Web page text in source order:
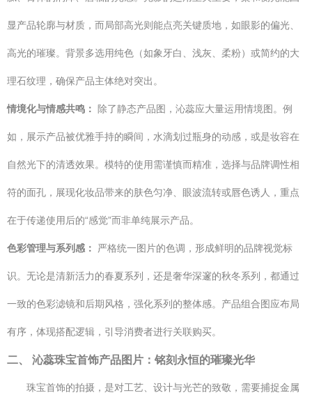
显产品轮廓与材质，而局部高光则能点亮关键质地，如眼影的偏光、
高光的璀璨。背景多选用纯色（如象牙白、浅灰、柔粉）或简约的大
理石纹理，确保产品主体绝对突出。
情境化与情感共鸣： 除了静态产品图，沁蕊应大量运用情境图。例
如，展示产品被优雅手持的瞬间，水滴划过瓶身的动感，或是妆容在
自然光下的清透效果。模特的使用需谨慎而精准，选择与品牌调性相
符的面孔，展现化妆品带来的肤色匀净、眼波流转或唇色诱人，重点
在于传递使用后的“感觉”而非单纯展示产品。
色彩管理与系列感： 严格统一图片的色调，形成鲜明的品牌视觉标
识。无论是清新活力的春夏系列，还是奢华深邃的秋冬系列，都通过
一致的色彩滤镜和后期风格，强化系列的整体感。产品组合图应布局
有序，体现搭配逻辑，引导消费者进行关联购买。
二、 沁蕊珠宝首饰产品图片：铭刻永恒的璀璨光华
珠宝首饰的拍摄，是对工艺、设计与光芒的致敬，需要捕捉金属